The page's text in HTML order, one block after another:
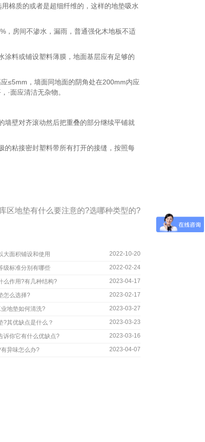
棉质的或者是超细纤维的，这样的地垫吸水
房间不渗水，漏雨，普通强化木地板不适
料或铺设塑料薄膜，地面基层应有足够的
≤5mm，墙面同地面的阴角处在200mm内应
·面应清洁无杂物。
壁对齐滚动然后把重叠的部分继续平铺就
粘接密封塑料带所有打开的接缝，按照每
区地垫有什么要注意的?选哪种类型的?
大面积铺设和使用 2022-10-20
级标准分别有哪些 2022-02-24
么作用?有几种结构? 2023-04-17
怎么选择? 2023-02-17
地垫如何清洗? 2023-03-27
?其优缺点是什么？ 2023-03-23
诉你它有什么优缺点? 2023-03-16
异味怎么办? 2023-04-07